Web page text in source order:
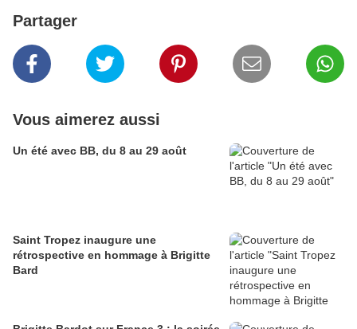
Partager
Vous aimerez aussi
Un été avec BB, du 8 au 29 août
Saint Tropez inaugure une
rétrospective en hommage à Brigitte
Bard